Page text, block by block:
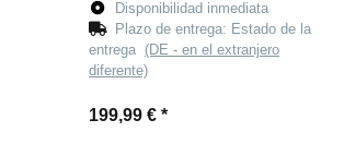
Disponibilidad inmediata
Plazo de entrega: Estado de la
entrega (DE - en el extranjero
diferente)
199,99 € *